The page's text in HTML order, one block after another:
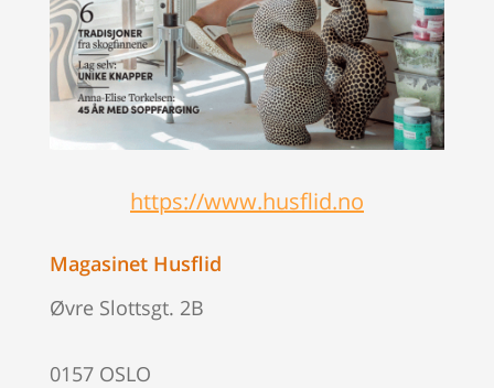
https://www.husflid.no
Magasinet Husflid
Øvre Slottsgt. 2B
0157 OSLO